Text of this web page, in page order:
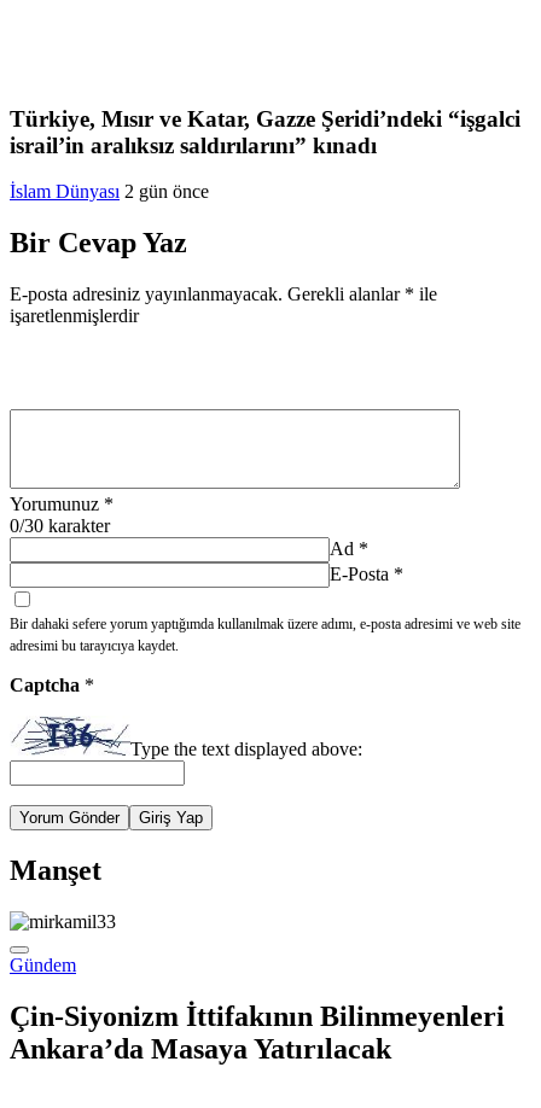
Türkiye, Mısır ve Katar, Gazze Şeridi’ndeki “işgalci
israil’in aralıksız saldırılarını” kınadı
İslam Dünyası 2 gün önce
Bir Cevap Yaz
E-posta adresiniz yayınlanmayacak. Gerekli alanlar * ile
işaretlenmişlerdir
Yorumunuz *
0/30 karakter
Ad *
E-Posta *
Bir dahaki sefere yorum yaptığımda kullanılmak üzere adımı, e-posta adresimi ve web site
adresimi bu tarayıcıya kaydet.
Captcha *
Type the text displayed above:
Yorum Gönder Giriş Yap
Manşet
Gündem
Çin-Siyonizm İttifakının Bilinmeyenleri
Ankara’da Masaya Yatırılacak